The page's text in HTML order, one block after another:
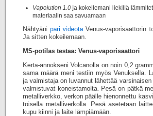
Vapolution 1.0 ja kokeilemani liekillä
materiaalin saa savuamaan
Nähtyänipari videotaVenus-vaporisaattorin
Ja sitten kokeilemaan.
MS-potilas testaa: Venus-vaporisaattori
Kerta-annokseni Volcanolla on noin 0,2
sama määrä meni testiin myös Venuksella.
ja valmistaja on luvannut lähettää
valmistuvat koneistamolta. Pesä on pätkä
metalliverkko, verkon päälle hienonnettu
toisella metalli­verkolla. Pesä asetetaan
kupu kiinni ja laite lämpiämään.